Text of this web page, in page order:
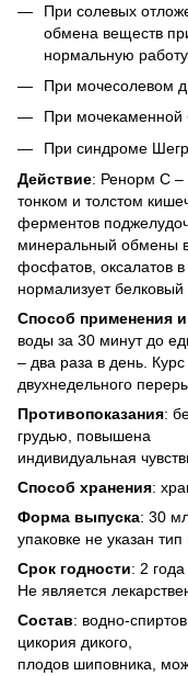
При солевых
обмена веществ
нормальную
При мочесолевом
При мочекаменной
При синдроме
Действие: Ренорм С –
тонком и толстом
ферментов
минеральный обмены в
фосфатов, оксалатов
нормализует
Способ применения
воды за 30 минут до
– два раза в день.
двухнедельного
Противопоказания:
грудью, повышена
индивидуальная
Способ хранения:
Форма выпуска: 30
упаковке не указан
Срок годности: 2 года
Не является
Состав: водно-
цикория дикого,
плодов шиповника,